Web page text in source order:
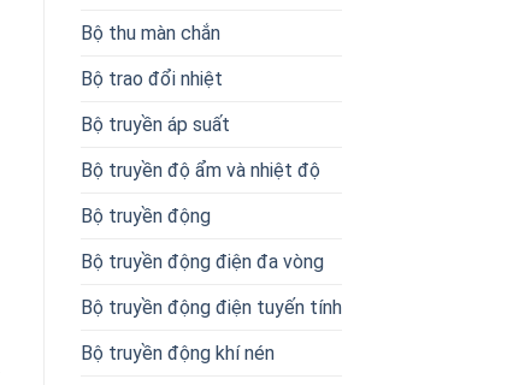
Bộ thu màn chắn
Bộ trao đổi nhiệt
Bộ truyền áp suất
Bộ truyền độ ẩm và nhiệt độ
Bộ truyền động
Bộ truyền động điện đa vòng
Bộ truyền động điện tuyến tính
Bộ truyền động khí nén